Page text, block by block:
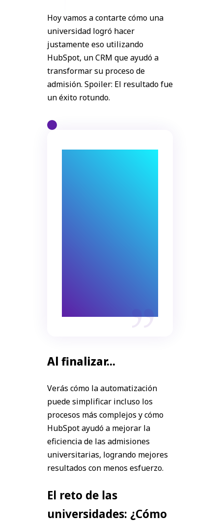
Hoy vamos a contarte cómo una
universidad logró hacer
justamente eso utilizando
HubSpot, un CRM que ayudó a
transformar su proceso de
admisión. Spoiler: El resultado fue
un éxito rotundo.
Al finalizar...
Verás cómo la automatización
puede simplificar incluso los
procesos más complejos y cómo
HubSpot ayudó a mejorar la
eficiencia de las admisiones
universitarias, logrando mejores
resultados con menos esfuerzo.
El reto de las
universidades: ¿Cómo
manera eficiente. Si aún
no has considerado
automatizar tu proceso,
¡quizá sea hora de dar el
siguiente paso! Los
beneficios son claros y los
resultados hablan por sí
mismos.¡Comparte en los
comentarios tus